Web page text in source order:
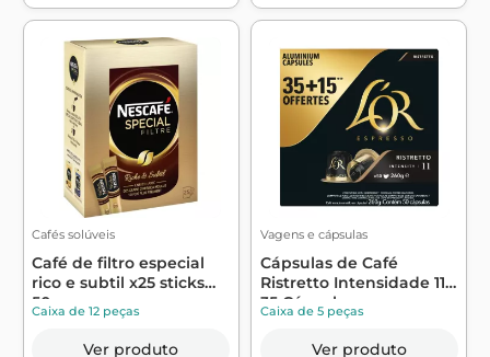
Cafés solúveis
Café de filtro especial
rico e subtil x25 sticks
50g ...
Caixa de 12 peças
Ver produto
Vagens e cápsulas
Cápsulas de Café
Ristretto Intensidade 11
35 Cápsulas...
Caixa de 5 peças
Ver produto